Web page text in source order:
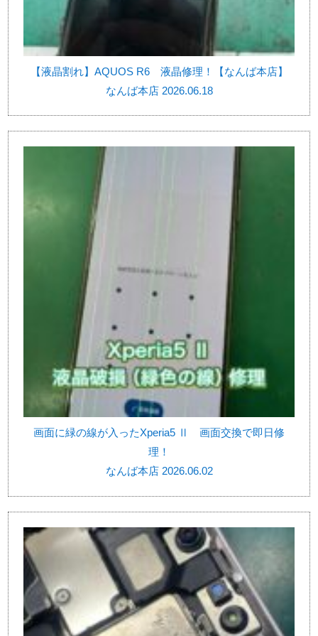
【液晶割れ】AQUOS R6 液晶修理！【なんば本店】
なんば本店 2026.06.18
画面に緑の線が入ったXperia5 Ⅱ 画面交換で即日修
理！
なんば本店 2026.06.02